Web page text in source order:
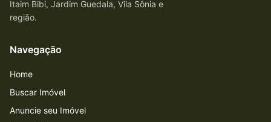
Itaim Bibi, Jardim Guedala, Vila Sônia e
região.
Navegação
Home
Buscar Imóvel
Anuncie seu Imóvel